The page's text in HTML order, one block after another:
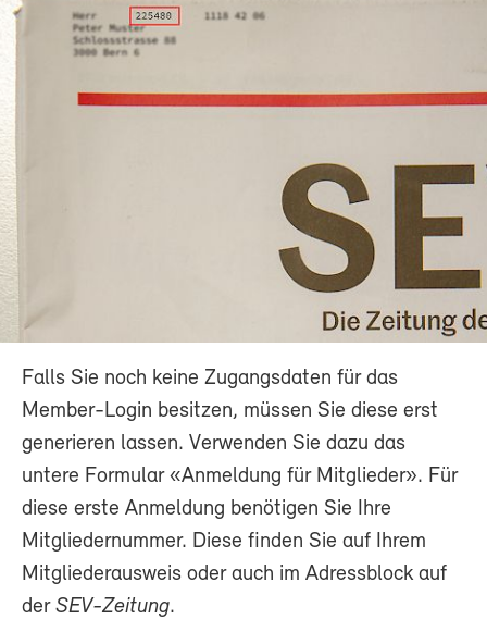
Falls Sie noch keine Zugangsdaten für das
Member-Login besitzen, müssen Sie diese erst
generieren lassen. Verwenden Sie dazu das
untere Formular «Anmeldung für Mitglieder». Für
diese erste Anmeldung benötigen Sie Ihre
Mitgliedernummer. Diese finden Sie auf Ihrem
Mitgliederausweis oder auch im Adressblock auf
der SEV-Zeitung.